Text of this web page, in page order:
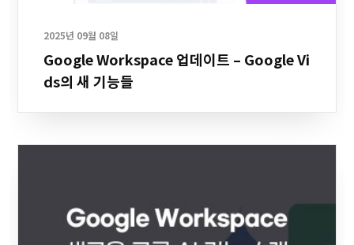
2025년 09월 08일
Google Workspace 업데이트 – Google Vi
ds의 새 기능들